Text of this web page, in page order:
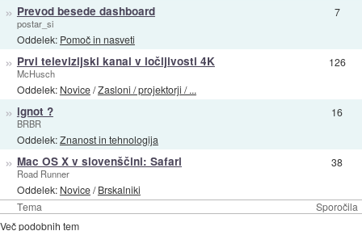
Tema Sporočila
» Prevod besede dashboard
postar_si
Oddelek: Pomoč in nasveti
7
» Prvi televizijski kanal v ločljivosti 4K
McHusch
Oddelek: Novice/Zasloni / projektorji / ...
126
» ignot ?
BRBR
Oddelek:Znanost in tehnologija
16
» Mac OS X v slovenščini: Safari
Road Runner
Oddelek: Novice/Brskalniki
38
Več podobnih tem